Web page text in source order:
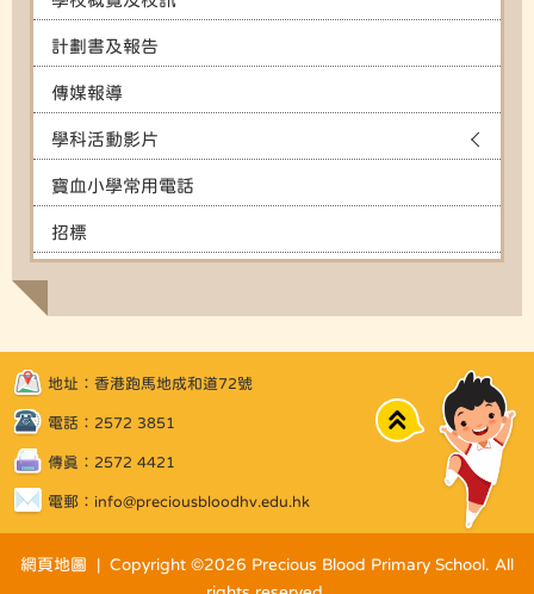
計劃書及報告
傳媒報導
學科活動影片
寶血小學常用電話
招標
地址：香港跑馬地成和道72號
電話：2572 3851
傳真：2572 4421
電郵： info@preciousbloodhv.edu.hk
Top
網頁地圖 | Copyright ©2026 Precious Blood Primary School. All